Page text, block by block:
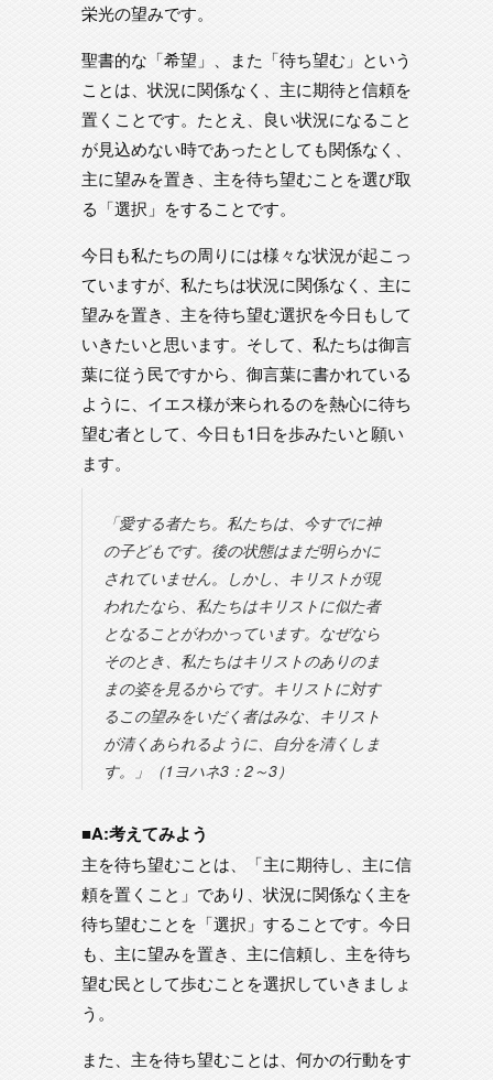
栄光の望みです。
聖書的な「希望」、また「待ち望む」という
ことは、状況に関係なく、主に期待と信頼を
置くことです。たとえ、良い状況になること
が見込めない時であったとしても関係なく、
主に望みを置き、主を待ち望むことを選び取
る「選択」をすることです。
今日も私たちの周りには様々な状況が起こっ
ていますが、私たちは状況に関係なく、主に
望みを置き、主を待ち望む選択を今日もして
いきたいと思います。そして、私たちは御言
葉に従う民ですから、御言葉に書かれている
ように、イエス様が来られるのを熱心に待ち
望む者として、今日も1日を歩みたいと願い
ます。
「愛する者たち。私たちは、今すでに神
の子どもです。後の状態はまだ明らかに
されていません。しかし、キリストが現
われたなら、私たちはキリストに似た者
となることがわかっています。なぜなら
そのとき、私たちはキリストのありのま
まの姿を見るからです。キリストに対す
るこの望みをいだく者はみな、キリスト
が清くあられるように、自分を清くしま
す。」（1ヨハネ3：2～3）
■A:考えてみよう
主を待ち望むことは、「主に期待し、主に信
頼を置くこと」であり、状況に関係なく主を
待ち望むことを「選択」することです。今日
も、主に望みを置き、主に信頼し、主を待ち
望む民として歩むことを選択していきましょ
う。
また、主を待ち望むことは、何かの行動をす